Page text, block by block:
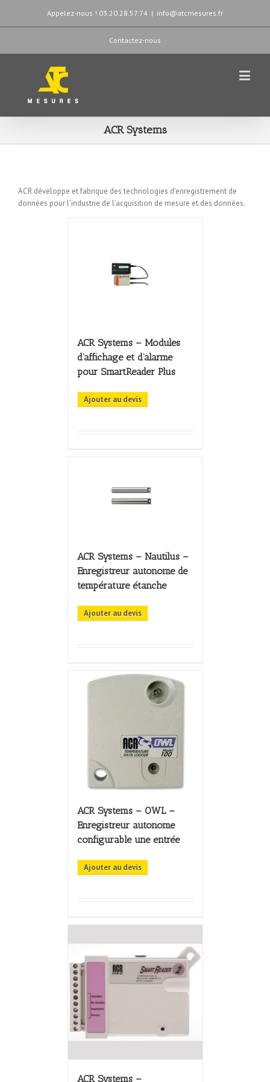
Appelez-nous ! 03.20.28.57.74 | info@atcmesures.fr
Contactez-nous
ACR Systems
ACR développe et fabrique des technologies d’enregistrement de
données pour l’industrie de l’acquisition de mesure et des données.
ACR Systems – Modules
d’affichage et d’alarme
pour SmartReader Plus
Ajouter au devis
ACR Systems – Nautilus –
Enregistreur autonome de
température étanche
Ajouter au devis
ACR Systems – OWL –
Enregistreur autonome
configurable une entrée
Ajouter au devis
ACR Systems –